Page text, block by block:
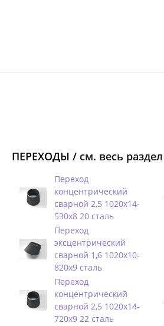
ПЕРЕХОДЫ / см. весь раздел
Переход
концентрический
сварной 2,5 1020х14-
530х8 20 сталь
Переход
эксцентрический
сварной 1,6 1020х10-
820х9 сталь
Переход
концентрический
сварной 2,5 1020х14-
720х9 22 сталь